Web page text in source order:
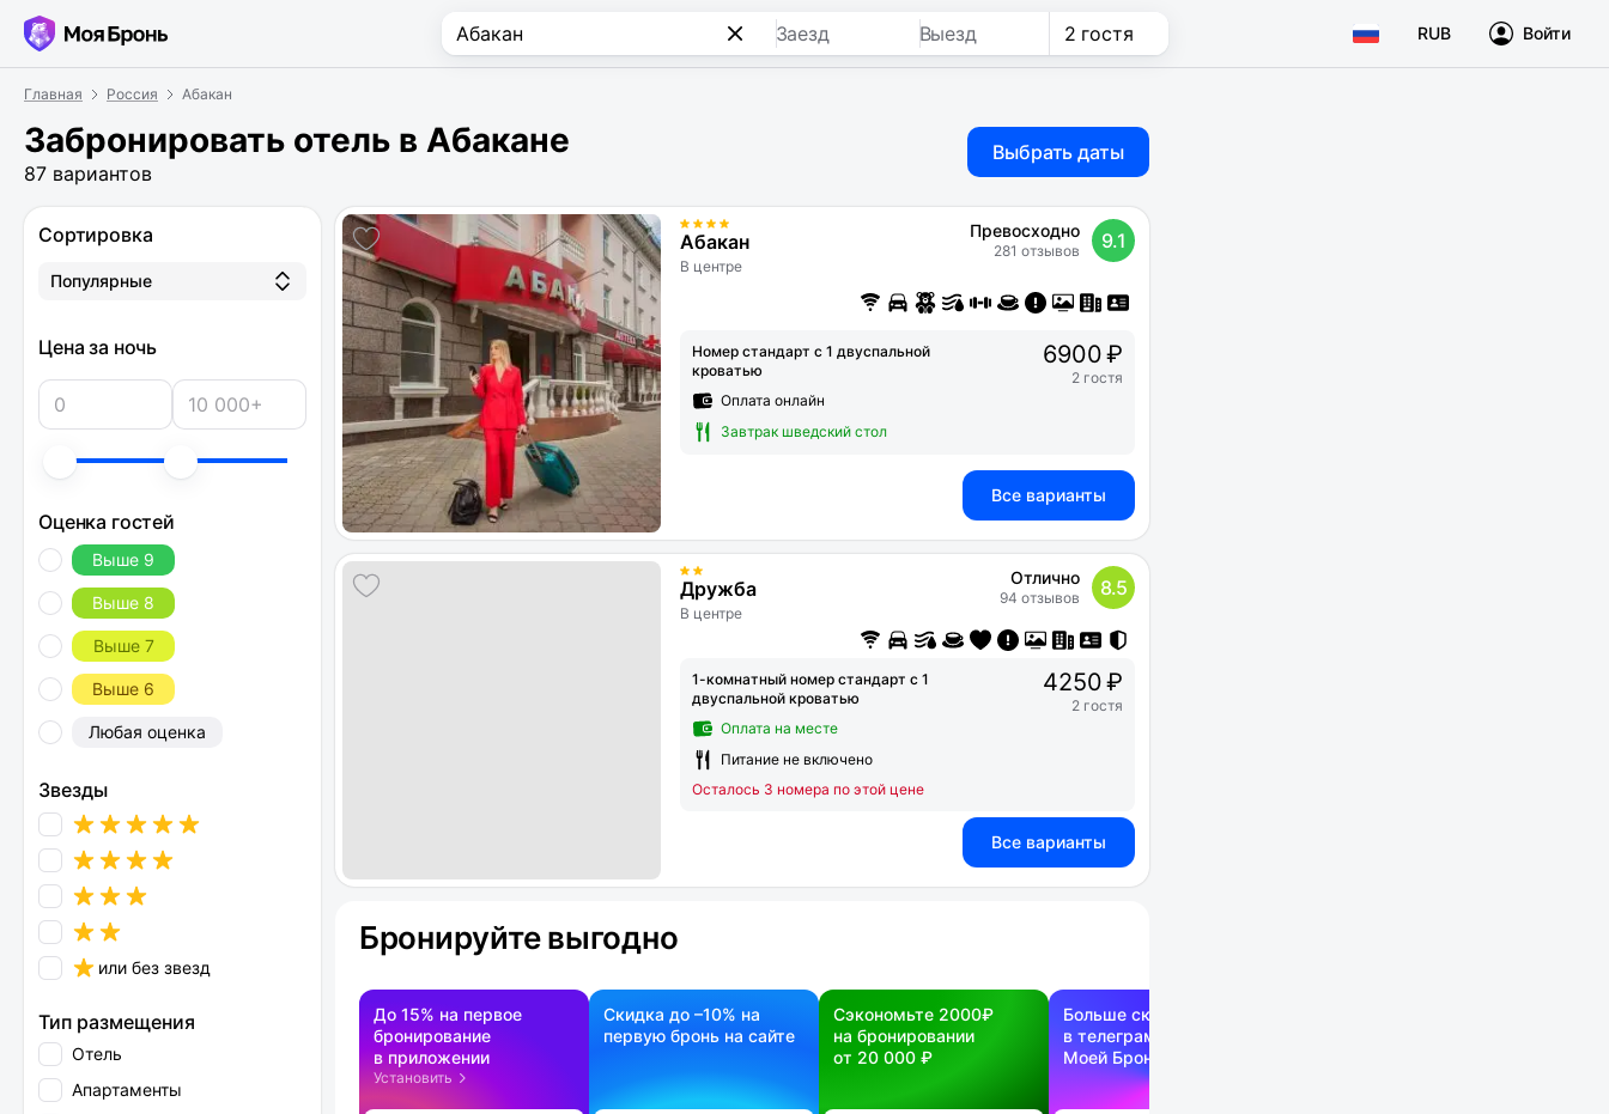
Заезд Выезд 2 гостя RUB Войти
Главная Россия Абакан
Забронировать отель в Абакане
87 вариантов
Выбрать даты
Сортировка
Популярные
Цена за ночь
Оценка гостей
Выше 9
Выше 8
Выше 7
Выше 6
Любая оценка
Звезды
или без звезд
Тип размещения
Отель
Апартаменты
Абакан
В центре
Превосходно
281 отзывов 9.1
Номер стандарт с 1 двуспальной
кроватью
Оплата онлайн
Завтрак шведский стол
6900 ₽
2 гостя
Все варианты
Дружба
В центре
Отлично
94 отзывов 8.5
1-комнатный номер стандарт с 1
двуспальной кроватью
Оплата на месте
Питание не включено
Осталось 3 номера по этой цене
4250 ₽
2 гостя
Все варианты
Бронируйте выгодно
До 15% на первое
бронирование
в приложении
Установить
Скидка до –10% на
первую бронь на сайте
Сэкономьте 2000₽
на бронировании
от 20 000 ₽
Больше скидок —
в телеграм-канале
Моей Брони